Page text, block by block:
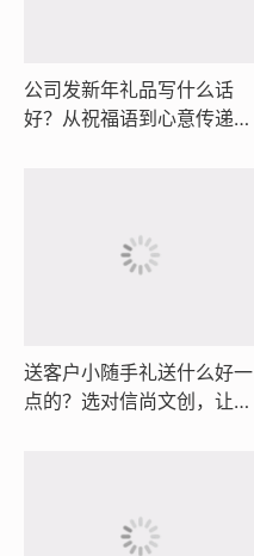
公司发新年礼品写什么话
好？从祝福语到心意传递，
送客户小随手礼送什么好一
点的？选对信尚文创，让心